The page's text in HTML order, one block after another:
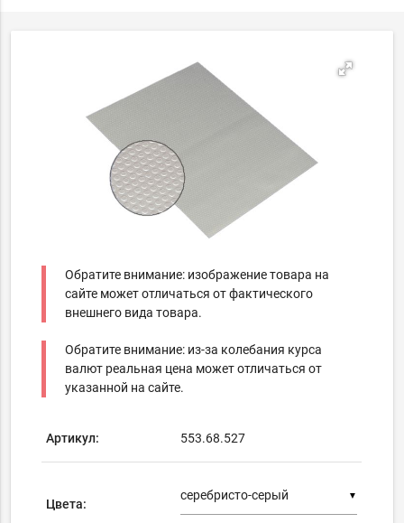
Обратите внимание: изображение товара на
сайте может отличаться от фактического
внешнего вида товара.
Обратите внимание: из-за колебания курса
валют реальная цена может отличаться от
указанной на сайте.
Артикул: 553.68.527
Цвета:
▼